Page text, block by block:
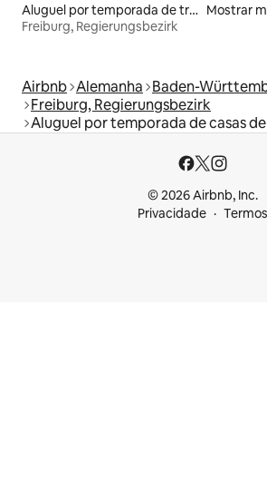
Aluguel por temporada de trailers
Freiburg, Regierungsbezirk
Mostrar
Airbnb Alemanha Baden-
Freiburg, Regierungsbezirk
Aluguel por temporada de casas
© 2026 Airbnb, Inc.
Privacidade
Termos